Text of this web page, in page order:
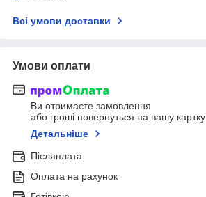
Всі умови доставки
Умови оплати
Ви отримаєте замовлення
або гроші повернуться на вашу картку
Детальніше
Післяплата
Оплата на рахунок